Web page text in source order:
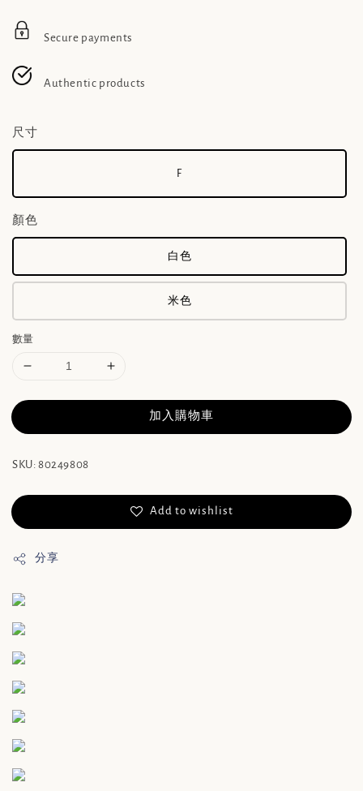
Secure payments
Authentic products
尺寸
F
顏色
白色
米色
數量
加入購物車
SKU: 80249808
Add to wishlist
分享